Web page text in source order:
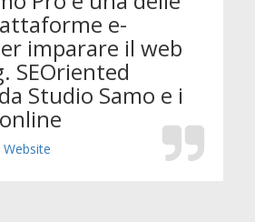
e-
imparare il web
SEOriented
Studio Samo e i
Website